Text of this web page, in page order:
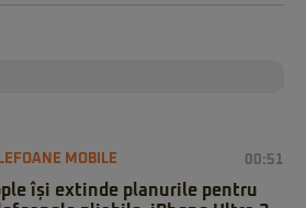
MOBILE 00:51
își extinde planurile pentru